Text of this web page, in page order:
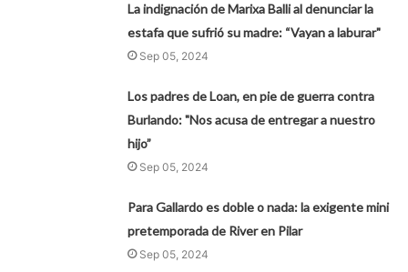
La indignación de Marixa Balli al denunciar la
estafa que sufrió su madre: “Vayan a laburar"
Sep 05, 2024
Los padres de Loan, en pie de guerra contra
Burlando: "Nos acusa de entregar a nuestro
hijo”
Sep 05, 2024
Para Gallardo es doble o nada: la exigente mini
pretemporada de River en Pilar
Sep 05, 2024